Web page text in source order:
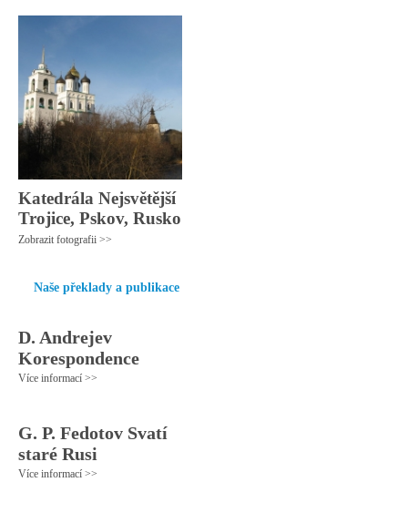
Katedrála Nejsvětější
Trojice, Pskov, Rusko
Zobrazit fotografii >>
Naše překlady a publikace
D. Andrejev
Korespondence
Více informací >>
G. P. Fedotov Svatí
staré Rusi
Více informací >>